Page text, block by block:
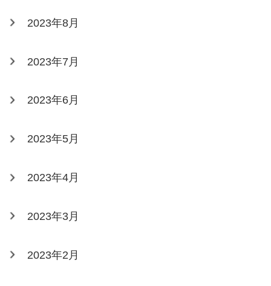
2023年8月
2023年7月
2023年6月
2023年5月
2023年4月
2023年3月
2023年2月